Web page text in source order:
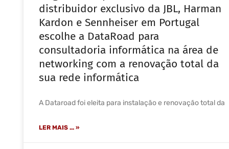
distribuidor exclusivo da JBL, Harman
Kardon e Sennheiser em Portugal
escolhe a DataRoad para
consultadoria informática na área de
networking com a renovação total da
sua rede informática
A Dataroad foi eleita para instalação e renovação total da
LER MAIS ... »